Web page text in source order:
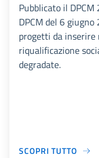
Pubblicato il
DPCM del 6
progetti da inserire
riqualificazione
degradate.
SCOPRI TUTTO